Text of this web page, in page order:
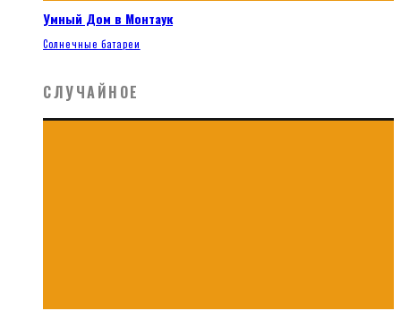
Умный Дом в Монтаук
Солнечные батареи
СЛУЧАЙНОЕ